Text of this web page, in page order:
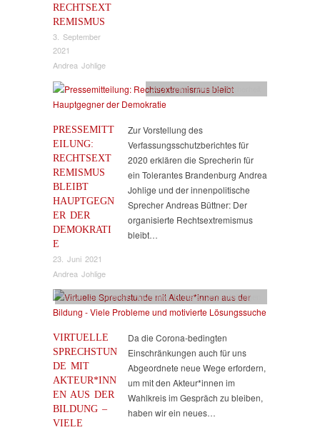
RECHTSEXT
REMISMUS
3. September
2021
Andrea Johlige
PRESSEMITT
EILUNG:
RECHTSEXT
REMISMUS
BLEIBT
HAUPTGEGN
ER DER
DEMOKRATI
E
23. Juni 2021
Andrea Johlige
AfD,Antifa,Presse,Sicherheit
Zur Vorstellung des
Verfassungsschutzberichtes für
2020 erklären die Sprecherin für
ein Tolerantes Brandenburg Andrea
Johlige und der innenpolitische
Sprecher Andreas Büttner: Der
organisierte Rechtsextremismus
bleibt…
VIRTUELLE
SPRECHSTUN
DE MIT
AKTEUR*INN
EN AUS DER
BILDUNG –
VIELE
Artikel,Gesundheit,Havelland,Presse,Veranstaltungen
Da die Corona-bedingten
Einschränkungen auch für uns
Abgeordnete neue Wege erfordern,
um mit den Akteur*innen im
Wahlkreis im Gespräch zu bleiben,
haben wir ein neues…